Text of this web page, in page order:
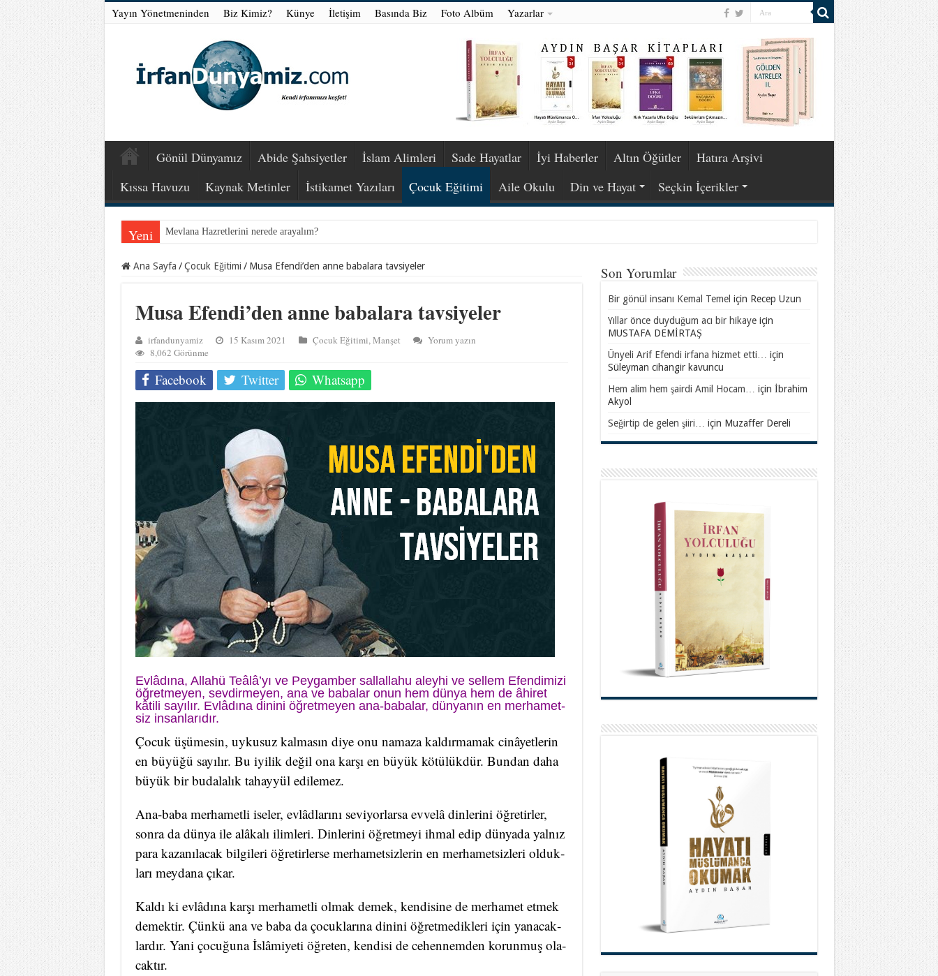
Yayın Yönetmeninden Biz Kimiz? Künye İletişim Basında Biz Foto Albüm Yazarlar
Gönül Dünyamız Abide Şahsiyetler İslam Alimleri Sade Hayatlar İyi Haberler Altın Öğütler
Hatıra Arşivi
Kıssa Havuzu
Kaynak Metinler İstikamet Yazıları Çocuk Eğitimi Aile Okulu Din ve Hayat Seçkin İçerikler
Yeni Mevlana Hazretlerini nerede arayalım?
Ana Sayfa / Çocuk Eğitimi / Musa Efendi’den anne babalara tavsiyeler
Musa Efendi’den anne babalara tavsiyeler
irfandunyamiz 15 Kasım 2021 Çocuk Eğitimi,Manşet
Yorum yazın
8,062 Görünme
Facebook Twitter Whatsapp
Evlâdına, Al­la­hü Teâlâ’yı ve Pey­gam­ber sal­lal­la­hu aley­hi ve sel­lem Efen­di­mi­zi
öğ­ret­me­yen, sev­dir­me­yen, ana ve ba­ba­lar onun hem dün­ya hem de âhiret
kâtili sa­yı­lır. Evlâdına di­ni­ni öğ­ret­me­yen ana-ba­balar, dün­ya­nın en mer­ha­met­
siz in­san­la­rı­dır.
Ço­cuk üşü­me­sin, uy­ku­suz kal­ma­sın di­ye onu na­ma­za kal­dır­ma­mak cinâyetlerin
en bü­yü­ğü sa­yı­lır. Bu iyi­lik de­ğil ona kar­şı en büyük kö­tü­lük­dür. Bun­dan daha
büyük bir bu­da­la­lık ta­hay­yül edi­le­mez.
Ana-ba­ba mer­ha­met­li ise­ler, evlâdlarını se­vi­yor­lar­sa evvelâ din­le­ri­ni öğ­re­tir­ler,
son­ra da dün­ya ile alâkalı ilim­le­ri. Din­le­ri­ni öğ­ret­me­yi ih­mal edip dün­ya­da yal­nız
pa­ra ka­za­nı­la­cak bil­gi­le­ri öğ­re­tir­ler­se mer­ha­met­siz­le­rin en mer­ha­met­siz­le­ri ol­duk­
la­rı mey­da­na çı­kar.
Kal­dı ki evlâdına kar­şı mer­ha­met­li ol­mak de­mek, ken­di­si­ne de mer­ha­met et­mek
de­mek­tir. Çün­kü ana ve ba­ba da ço­cuk­la­rı­na di­ni­ni öğ­ret­me­dik­le­ri için ya­na­cak­
lar­dır. Ya­ni ço­cu­ğu­na İslâmiyeti öğ­re­ten, ken­di­si de ce­hen­nem­den ko­run­muş ola­
cak­tır.
Son Yorumlar
Bir gönül insanı Kemal Temel için Recep Uzun
Yıllar önce duyduğum acı bir hikayeiçin
MUSTAFA DEMİRTAŞ
Ünyeli Arif Efendi irfana hizmet etti…
için
Süleyman cihangir kavuncu
Hem alim hem şairdi Amil Hocam…
için İbrahim
Akyol
Seğirtip de gelen şiiri…
için Muzaffer Dereli